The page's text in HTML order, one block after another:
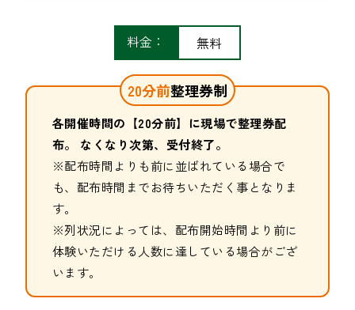
料金： 無料
20分前整理券制
各開催時間の【20分前】に現場で整理券配
布。 なくなり次第、受付終了。
※配布時間よりも前に並ばれている場合で
も、配布時間までお待ちいただく事となりま
す。
※列状況によっては、配布開始時間より前に
体験いただける人数に達している場合がござ
います。